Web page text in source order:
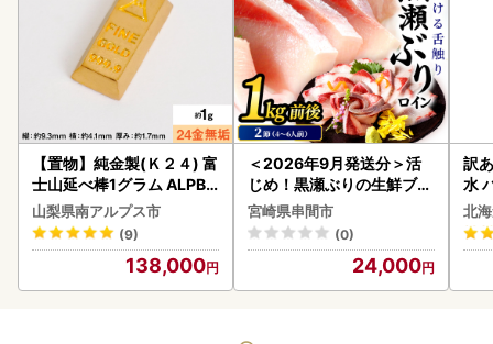
【置物】純金製(Ｋ２４) 富
士山延べ棒1グラム ALPBK
180
山梨県南アルプス市
(9)
138,000
＜2026年9月発送分＞活
じめ！黒瀬ぶりの生鮮ブリ
ロイン2節（1.0kg前後）_
K001-012-2609
宮崎県串間市
(0)
24,000
訳
水
ク
付
海
取
北